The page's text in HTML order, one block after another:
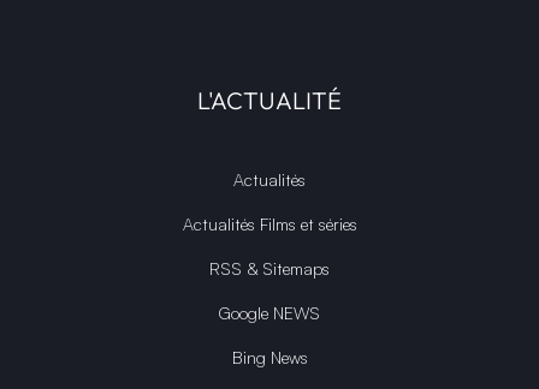
L'ACTUALITÉ
Actualités
Actualités Films et séries
RSS & Sitemaps
Google NEWS
Bing News